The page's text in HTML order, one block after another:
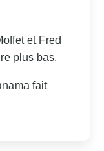
et Fred
plus bas.
fait